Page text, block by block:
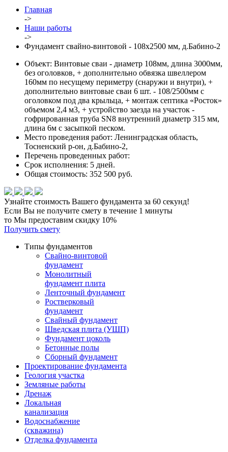
Главная
->
Наши работы
->
Фундамент свайно-винтовой - 108x2500 мм, д.Бабино-2
Объект: Винтовые сваи - диаметр 108мм, длина 3000мм,
без оголовков, + дополнительно обвязка швеллером
160мм по несущему периметру (снаружи и внутри), +
дополнительно винтовые сваи 6 шт. - 108/2500мм с
оголовком под два крыльца, + монтаж септика «Росток»
объемом 2,4 м3, + устройство заезда на участок -
гофрированная труба SN8 внутренний диаметр 315 мм,
длина 6м с засыпкой песком.
Место проведения работ: Ленинградская область,
Тосненский р-он, д.Бабино-2,
Перечень проведенных работ:
Срок исполнения: 5 дней.
Общая стоимость: 352 500 руб.
Узнайте стоимость Вашего фундамента за 60 секунд!
Если Вы не получите смету в течение 1 минуты
то Мы предоставим скидку 10%
Получить смету
Типы фундаментов
Свайно-винтовой
фундамент
Монолитный
фундамент плита
Ленточный фундамент
Ростверковый
фундамент
Свайный фундамент
Шведская плита (УШП)
Фундамент цоколь
Бетонные полы
Сборный фундамент
Проектирование фундамента
Геология участка
Земляные работы
Дренаж
Локальная
канализация
Водоснабжение
(скважина)
Отделка фундамента